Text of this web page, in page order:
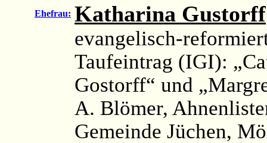
Ehefrau: Katharina Gustorff
evangelisch-
Taufeintrag (IGI):
Gostorff“ und
A. Blömer,
Gemeinde Jüchen,